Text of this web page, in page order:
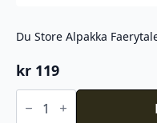
Du Store Alpakka
kr 119
Du
Store